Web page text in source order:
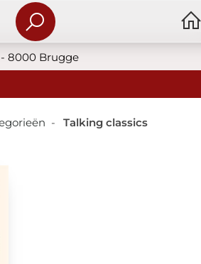
8000 Brugge
- Talking classics